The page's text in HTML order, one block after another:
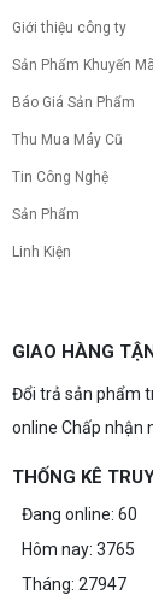
Giới thiệu công ty
Sản Phẩm Khuyến
Báo Giá Sản Phẩm
Thu Mua Máy Cũ
Tin Công Nghệ
Sản Phẩm
Linh Kiện
GIAO HÀNG
Đổi trả sản phẩm
online Chấp nhận
THỐNG KÊ
Đang online: 60
Hôm nay: 3765
Tháng: 27947